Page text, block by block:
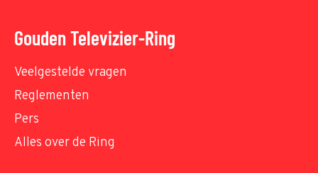
Gouden Televizier-Ring
Veelgestelde vragen
Reglementen
Pers
Alles over de Ring